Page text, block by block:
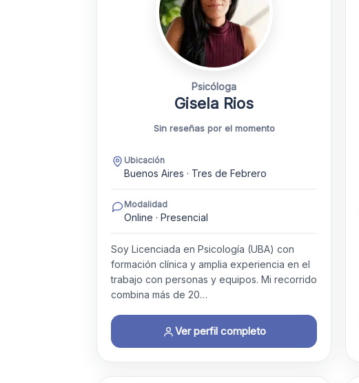
Psicóloga
Gisela Rios
Sin reseñas por el momento
Ubicación
Buenos Aires · Tres de Febrero
Modalidad
Online · Presencial
Soy Licenciada en Psicología (UBA) con
formación clínica y amplia experiencia en el
trabajo con personas y equipos. Mi recorrido
combina más de 20…
Ver perfil completo